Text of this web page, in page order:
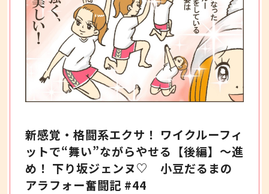
新感覚・格闘系エクサ！ ワイクルーフィ
ットで“舞い”ながらやせる【後編】～進
め！ 下り坂ジェンヌ♡ 小豆だるまの
アラフォー奮闘記 #44